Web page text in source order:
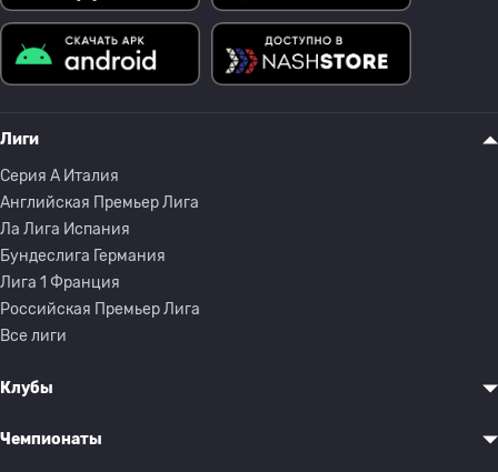
Лиги
Серия A Италия
Английская Премьер Лига
Ла Лига Испания
Бундеслига Германия
Лига 1 Франция
Российская Премьер Лига
Все лиги
Клубы
Чемпионаты